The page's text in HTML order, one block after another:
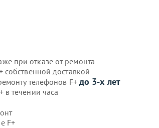
при отказе от ремонта
собственной доставкой
телефонов F+ до 3-х лет
в течении часа
F+